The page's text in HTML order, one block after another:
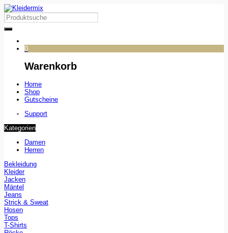
0
Warenkorb
Home
Shop
Gutscheine
Support
Kategorien
Damen
Herren
Bekleidung
Kleider
Jacken
Mäntel
Jeans
Strick & Sweat
Hosen
Tops
T-Shirts